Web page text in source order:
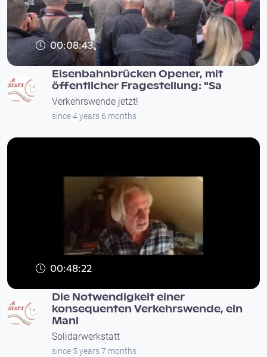
00:08:43
Eisenbahnbrücken Opener, mit
öffentlicher Fragestellung: "Sa
Verkehrswende jetzt!
since 4 years 6 months
00:48:22
Die Notwendigkeit einer
konsequenten Verkehrswende, ein
Mani
Solidarwerkstatt
since 5 years 7 months